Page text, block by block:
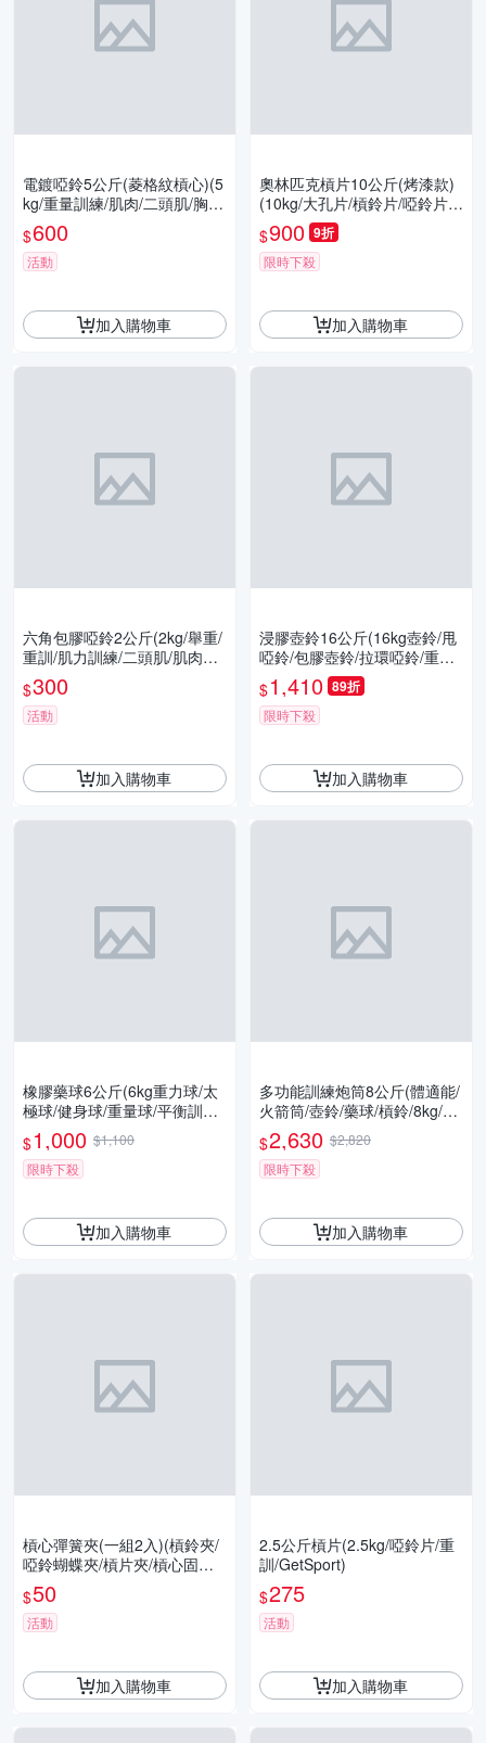
電鍍啞鈴5公斤(菱格紋槓心)(5
kg/重量訓練/肌肉/二頭肌/胸
肌/舉重/GetSport)
$600
活動
加入購物車
奧林匹克槓片10公斤(烤漆款)
(10kg/大孔片/槓鈴片/啞鈴片/
Olympic/重訓/胸推/硬舉/深蹲/
GetSport)
$900 9折
限時下殺
加入購物車
六角包膠啞鈴2公斤(2kg/舉重/
重訓/肌力訓練/二頭肌/肌肉線
條/GetSport)
$300
活動
加入購物車
浸膠壺鈴16公斤(16kg壺鈴/甩
啞鈴/包膠壺鈴/拉環啞鈴/重訓/
核心肌群/GetSport)
$1,410 89折
限時下殺
加入購物車
橡膠藥球6公斤(6kg重力球/太
極球/健身球/重量球/平衡訓練
球/健力球/GetSport)
$1,000 $1,100
限時下殺
加入購物車
多功能訓練炮筒8公斤(體適能/
火箭筒/壺鈴/藥球/槓鈴/8kg/Ge
tSport)
$2,630 $2,820
限時下殺
加入購物車
槓心彈簧夾(一組2入)(槓鈴夾/
啞鈴蝴蝶夾/槓片夾/槓心固定
夾/夾型固定鎖/GetSport)
$50
活動
加入購物車
2.5公斤槓片(2.5kg/啞鈴片/重
訓/GetSport)
$275
活動
加入購物車